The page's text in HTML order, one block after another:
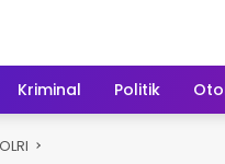
Kriminal Politik